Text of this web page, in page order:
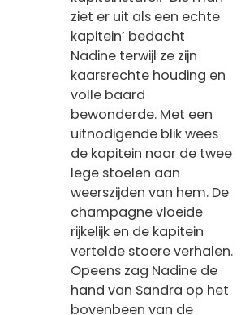
ziet er uit als een echte
kapitein’ bedacht
Nadine terwijl ze zijn
kaarsrechte houding en
volle baard
bewonderde. Met een
uitnodigende blik wees
de kapitein naar de twee
lege stoelen aan
weerszijden van hem. De
champagne vloeide
rijkelijk en de kapitein
vertelde stoere verhalen.
Opeens zag Nadine de
hand van Sandra op het
bovenbeen van de